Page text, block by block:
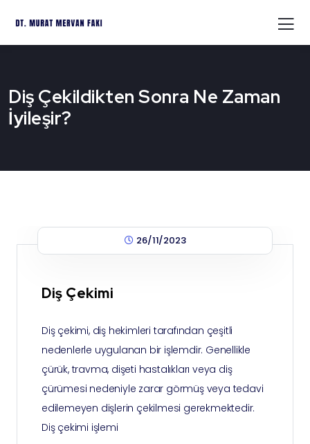
Diş Çekildikten Sonra Ne Zaman
İyileşir?
26/11/2023
Diş Çekimi
Diş çekimi, diş hekimleri tarafından çeşitli
nedenlerle uygulanan bir işlemdir. Genellikle
çürük, travma, dişeti hastalıkları veya diş
çürümesi nedeniyle zarar görmüş veya tedavi
edilemeyen dişlerin çekilmesi gerekmektedir.
Diş çekimi işlemi